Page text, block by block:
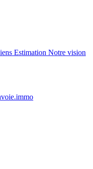
Estimation Notre vision